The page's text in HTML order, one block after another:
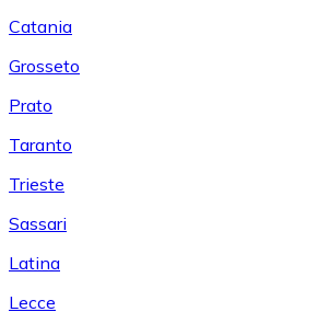
Catania
Grosseto
Prato
Taranto
Trieste
Sassari
Latina
Lecce